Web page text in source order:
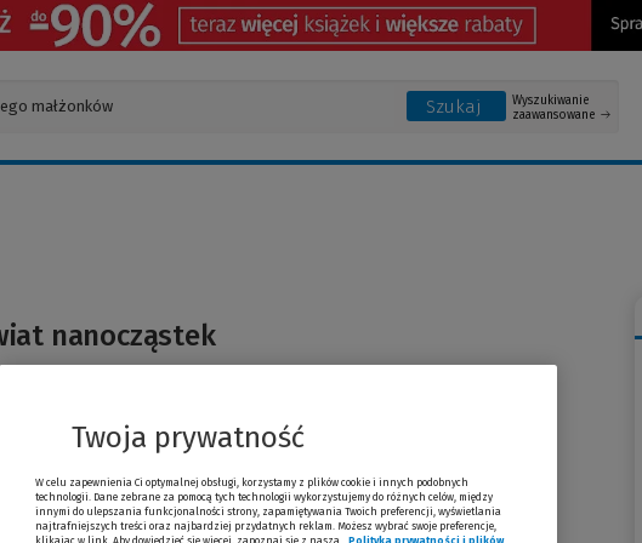
Szukaj
Wyszukiwanie
zaawansowane
nanocząstek
Twoja prywatność
W celu zapewnienia Ci optymalnej obsługi, korzystamy z plików cookie i innych podobnych
technologii. Dane zebrane za pomocą tych technologii wykorzystujemy do różnych celów, między
innymi do ulepszania funkcjonalności strony, zapamiętywania Twoich preferencji, wyświetlania
najtrafniejszych treści oraz najbardziej przydatnych reklam. Możesz wybrać swoje preferencje,